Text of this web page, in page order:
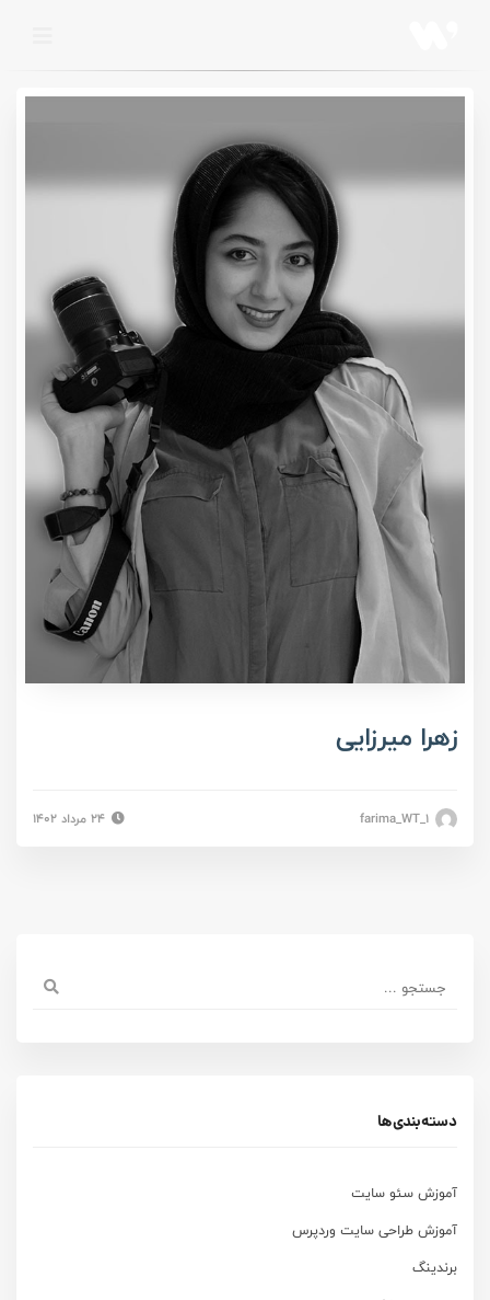
زهرا میرزایی
دسته‌بندی‌ها
آموزش سئو سایت
آموزش طراحی سایت وردپرس
برندینگ